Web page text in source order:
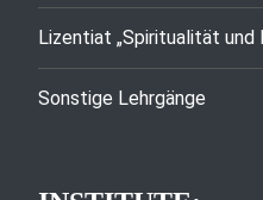
Lizentiat „Spiritualität und
Sonstige Lehrgänge